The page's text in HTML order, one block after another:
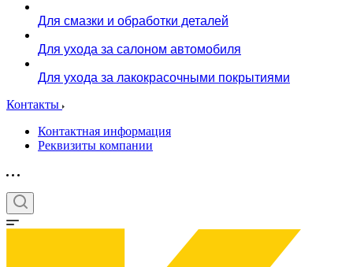
Для смазки и обработки деталей
Для ухода за салоном автомобиля
Для ухода за лакокрасочными покрытиями
Контакты
Контактная информация
Реквизиты компании